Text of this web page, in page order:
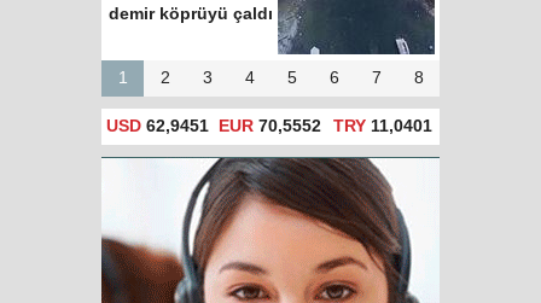
demir köprüyü çaldı
1 2 3 4 5 6 7 8
USD 62,9451 EUR 70,5552 TRY 11,0401